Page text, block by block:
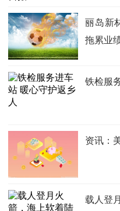
丽岛新
拖累业
铁检服
资讯：
载人登